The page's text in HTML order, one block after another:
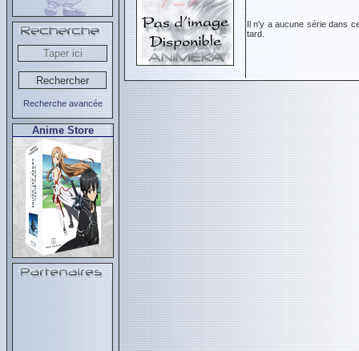
Recherche avancée
Anime Store
Il n'y a aucune série dans
tard.